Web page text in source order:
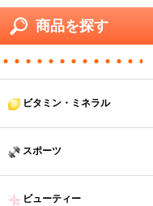
商品を探す
ビタミン・ミネラル
スポーツ
ビューティー